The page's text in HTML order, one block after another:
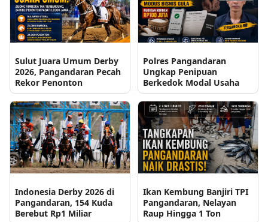
Sulut Juara Umum Derby
2026, Pangandaran Pecah
Rekor Penonton
Polres Pangandaran
Ungkap Penipuan
Berkedok Modal Usaha
Indonesia Derby 2026 di
Pangandaran, 154 Kuda
Berebut Rp1 Miliar
Ikan Kembung Banjiri TPI
Pangandaran, Nelayan
Raup Hingga 1 Ton